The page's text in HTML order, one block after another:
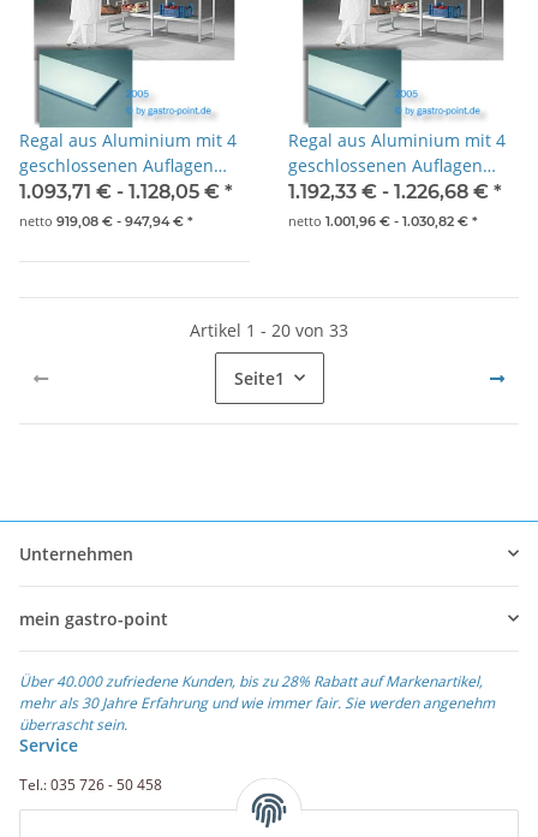
Regal aus Aluminium mit 4
geschlossenen Auflagen
2675x500x1800mm
1.093,71 € - 1.128,05 € *
netto 919,08 € - 947,94 € *
Regal aus Aluminium mit 4
geschlossenen Auflagen
2775x500x1800mm
1.192,33 € - 1.226,68 € *
netto 1.001,96 € - 1.030,82 € *
Artikel 1 - 20 von 33
Seite1
Unternehmen
mein gastro-point
Über 40.000 zufriedene Kunden, bis zu 28% Rabatt auf Markenartikel,
mehr als 30 Jahre Erfahrung und wie immer fair. Sie werden angenehm
überrascht sein.
Service
Tel.: 035 726 - 50 458